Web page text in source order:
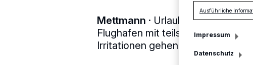
Mettmann · Urlaubsreisende
Flughafen mit teils chaotisch
Irritationen gehen auch an den
Ausführliche
Impressum
Datenschutz